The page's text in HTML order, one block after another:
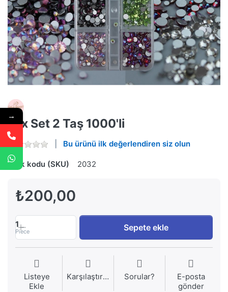
Mix Set 2 Taş 1000'li
Bu ürünü ilk değerlendiren siz olun
Stok kodu (SKU) 2032
₺200,00
1
Piece Sepete ekle
Listeye
Ekle
Karşılaştırma Sorular?
E-posta
gönder
→